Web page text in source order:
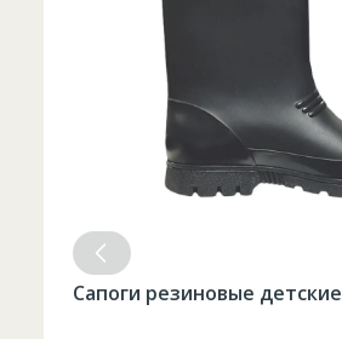
Сапоги резиновые